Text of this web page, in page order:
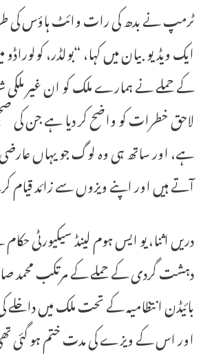
ٹرمپ نے بدھ کی رات وائٹ ہاؤس کی
ایک ویڈیو بیان میں کہا، “بولڈر،
کے حملے نے ہمارے ملک کو ان غیر
لاحق خطرات کو واضح کر دیا ہے جن کی
ہے، اور ساتھ ہی وہ لوگ جو یہاں
آتے ہیں اور اپنے ویزوں سے زائد قیام
دریں اثنا، یو ایس ہوم لینڈ سیکیورٹی حکام
دہشت گردی کے حملے کے مرتکب محمد
بائیڈن انتظامیہ کے تحت ملک میں
اور اس کے ویزے کی مدت ختم ہو گئی